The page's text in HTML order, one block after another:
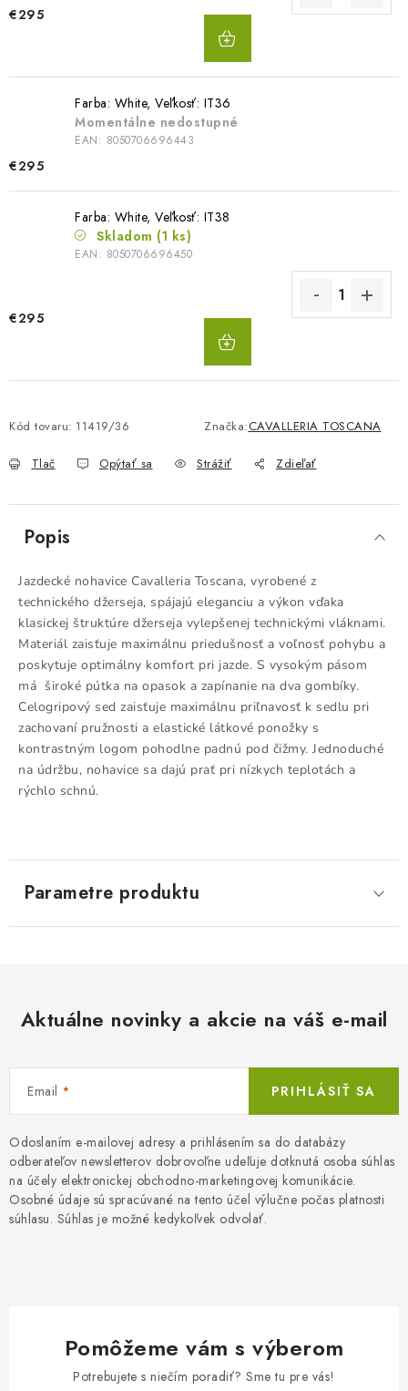
€295
Farba: White, Veľkosť: IT36
Momentálne nedostupné
EAN: 8050706696443
€295
Farba: White, Veľkosť: IT38
Skladom (1 ks)
EAN: 8050706696450
€295
Kód tovaru: 11419/36 Značka:CAVALLERIA TOSCANA
Tlač Opýtať sa Strážiť Zdieľať
Popis
Jazdecké nohavice Cavalleria Toscana, vyrobené z
technického džerseja, spájajú eleganciu a výkon vďaka
klasickej štruktúre džerseja vylepšenej technickými vláknami.
Materiál zaisťuje maximálnu priedušnosť a voľnosť pohybu a
poskytuje optimálny komfort pri jazde. S vysokým pásom
má široké pútka na opasok a zapínanie na dva gombíky.
Celogripový sed zaisťuje maximálnu priľnavosť k sedlu pri
zachovaní pružnosti a elastické látkové ponožky s
kontrastným logom pohodlne padnú pod čižmy. Jednoduché
na údržbu, nohavice sa dajú prať pri nízkych teplotách a
rýchlo schnú.
Parametre produktu
Aktuálne novinky a akcie na váš e-mail
Email
Odoslaním e-mailovej adresy a prihlásením sa do databázy
odberateľov newsletterov dobrovoľne udeľuje dotknutá osoba súhlas
na účely elektronickej obchodno-marketingovej komunikácie.
Osobné údaje sú spracúvané na tento účel výlučne počas platnosti
súhlasu. Súhlas je možné kedykoľvek odvolať.
PRIHLÁSIŤ SA
Pomôžeme vám s výberom
Potrebujete s niečím poradiť? Sme tu pre vás!